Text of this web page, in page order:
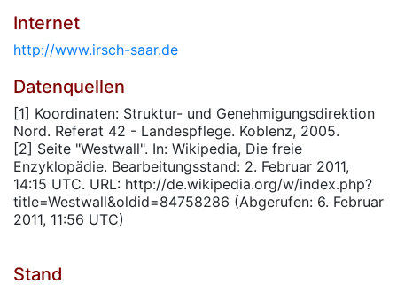
Internet
http://www.irsch-saar.de
Datenquellen
[1] Koordinaten: Struktur- und Genehmigungsdirektion
Nord. Referat 42 - Landespflege. Koblenz, 2005.
[2] Seite "Westwall". In: Wikipedia, Die freie
Enzyklopädie. Bearbeitungsstand: 2. Februar 2011,
14:15 UTC. URL: http://de.wikipedia.org/w/index.php?
title=Westwall&oldid=84758286 (Abgerufen: 6. Februar
2011, 11:56 UTC)
Stand